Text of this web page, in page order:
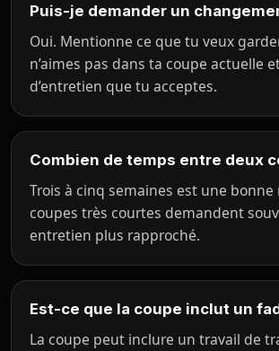
Puis-je demander un
Oui. Mentionne ce que tu veux
n’aimes pas dans ta coupe actuelle
d’entretien que tu acceptes.
Combien de temps entre deux
Trois à cinq semaines est une bonne
coupes très courtes demandent
entretien plus rapproché.
Est-ce que la coupe inclut un
La coupe peut inclure un travail de